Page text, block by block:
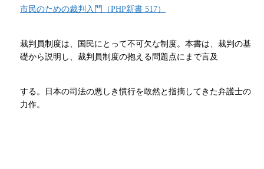
市民のための裁判入門（PHP新書 517）
裁判員制度は、国民にとって不可欠な制度。本書は、裁判の基
礎から説明し、裁判員制度の抱える問題点にまで言及
する。日本の司法の悪しき慣行を敢然と指摘してきた弁護士の
力作。